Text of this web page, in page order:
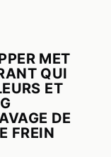
MET
QUI
ET
DE
FREIN